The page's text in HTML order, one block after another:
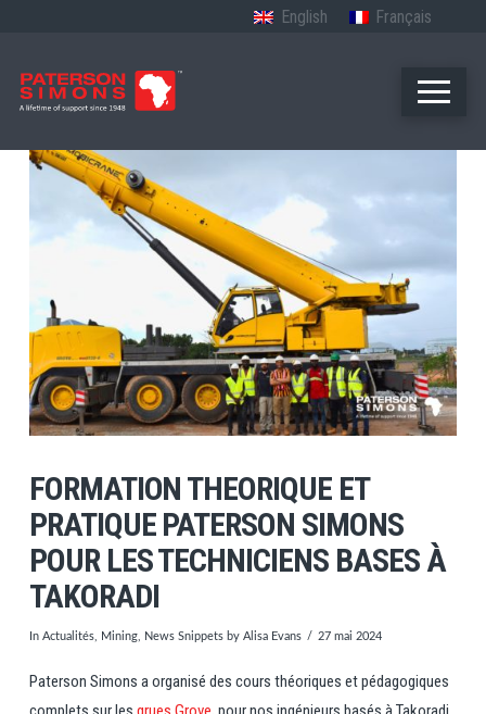
English Français
FORMATION THEORIQUE ET
PRATIQUE PATERSON SIMONS
POUR LES TECHNICIENS BASES À
TAKORADI
In Actualités, Mining, News Snippetsby Alisa Evans 27 mai 2024
Paterson Simons a organisé des cours théoriques et pédagogiques